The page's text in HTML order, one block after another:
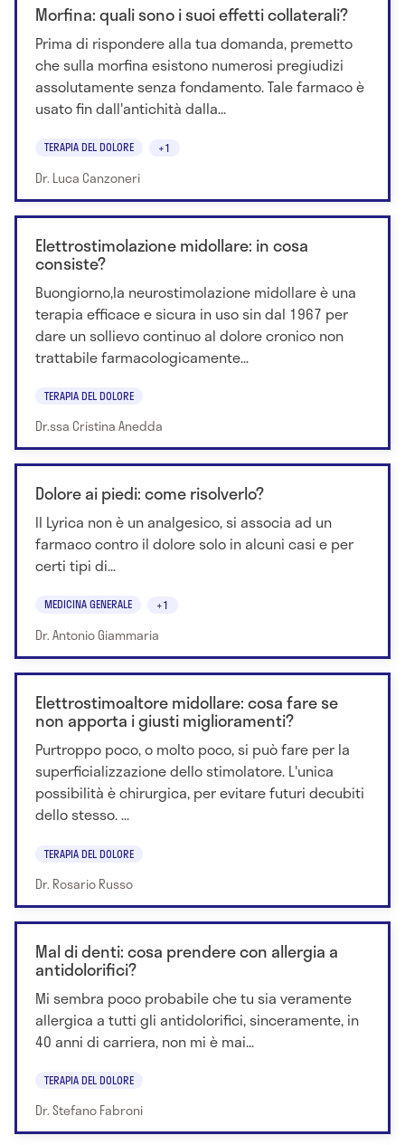
Morfina: quali sono i suoi effetti collaterali?
Prima di rispondere alla tua domanda, premetto
che sulla morfina esistono numerosi pregiudizi
assolutamente senza fondamento. Tale farmaco è
usato fin dall'antichità dalla...
TERAPIA DEL DOLORE +1
Dr. Luca Canzoneri
Elettrostimolazione midollare: in cosa
consiste?
Buongiorno,la neurostimolazione midollare è una
terapia efficace e sicura in uso sin dal 1967 per
dare un sollievo continuo al dolore cronico non
trattabile farmacologicamente...
TERAPIA DEL DOLORE
Dr.ssa Cristina Anedda
Dolore ai piedi: come risolverlo?
Il Lyrica non è un analgesico, si associa ad un
farmaco contro il dolore solo in alcuni casi e per
certi tipi di...
MEDICINA GENERALE +1
Dr. Antonio Giammaria
Elettrostimoaltore midollare: cosa fare se
non apporta i giusti miglioramenti?
Purtroppo poco, o molto poco, si può fare per la
superficializzazione dello stimolatore. L'unica
possibilità è chirurgica, per evitare futuri decubiti
dello stesso. ...
TERAPIA DEL DOLORE
Dr. Rosario Russo
Mal di denti: cosa prendere con allergia a
antidolorifici?
Mi sembra poco probabile che tu sia veramente
allergica a tutti gli antidolorifici, sinceramente, in
40 anni di carriera, non mi è mai...
TERAPIA DEL DOLORE
Dr. Stefano Fabroni